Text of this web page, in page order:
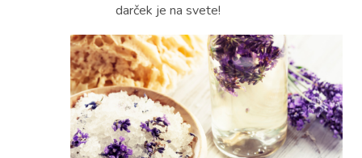
darček je na svete!